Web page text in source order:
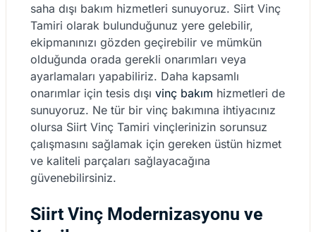
saha dışı bakım hizmetleri sunuyoruz. Siirt Vinç
Tamiri olarak bulunduğunuz yere gelebilir,
ekipmanınızı gözden geçirebilir ve mümkün
olduğunda orada gerekli onarımları veya
ayarlamaları yapabiliriz. Daha kapsamlı
onarımlar için tesis dışı vinç bakım hizmetleri de
sunuyoruz. Ne tür bir vinç bakımına ihtiyacınız
olursa Siirt Vinç Tamiri vinçlerinizin sorunsuz
çalışmasını sağlamak için gereken üstün hizmet
ve kaliteli parçaları sağlayacağına
güvenebilirsiniz.
Siirt Vinç Modernizasyonu ve